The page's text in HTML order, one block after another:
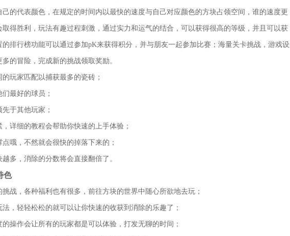
的代表颜色，在规定的时间内以最快的速度与自己对应颜色的方块占领空间，谁的速度更
得胜利，玩法有趣过程刺激，通过实力和运气的结合，可以获得很高的等级，并且可以获
排行榜功能可以通过参加pK来获得积分，并与朋友一起参加比赛；海量关卡挑战，游戏设
的冒险，完成新的挑战领取奖励。
玩家匹配以捕获最多的瓷砖；
最好的球员；
于其他玩家；
详细的教程会帮助你快速的上手体验；
哦，不然就会很快的掉落下来的；
多，消除的分数将会直接翻倍了。
色
战，各种福利也有很多，前往方块的世界中随心所欲地去玩；
，轻轻松松的就可以让你快速的收获到消除的乐趣了；
操作会让所有的玩家都是可以体验，打发无聊的时间；